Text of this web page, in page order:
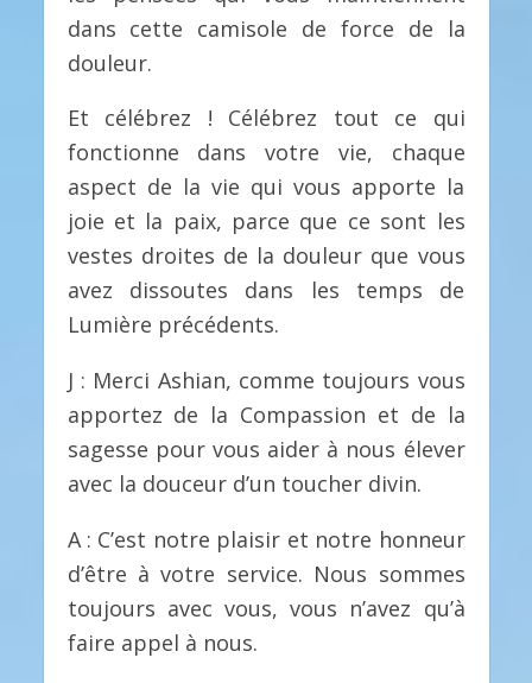
dans cette camisole de force de la
douleur.
Et célébrez ! Célébrez tout ce qui
fonctionne dans votre vie, chaque
aspect de la vie qui vous apporte la
joie et la paix, parce que ce sont les
vestes droites de la douleur que vous
avez dissoutes dans les temps de
Lumière précédents.
J : Merci Ashian, comme toujours vous
apportez de la Compassion et de la
sagesse pour vous aider à nous élever
avec la douceur d’un toucher divin.
A : C’est notre plaisir et notre honneur
d’être à votre service. Nous sommes
toujours avec vous, vous n’avez qu’à
faire appel à nous.